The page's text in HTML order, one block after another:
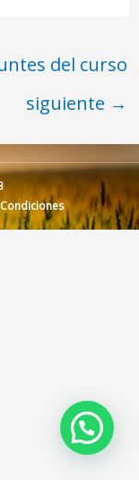
del curso
siguiente →
Condiciones